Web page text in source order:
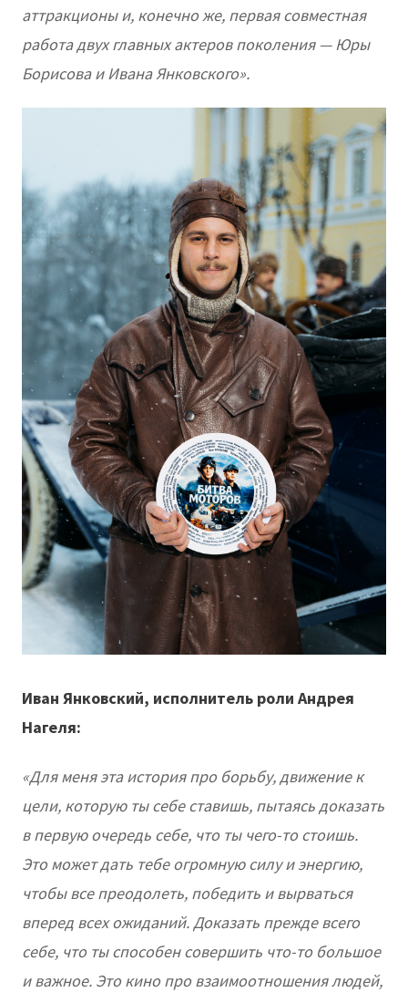
аттракционы и, конечно же, первая совместная
работа двух главных актеров поколения — Юры
Борисова и Ивана Янковского».
Иван Янковский, исполнитель роли Андрея
Нагеля:
«Для меня эта история про борьбу, движение к
цели, которую ты себе ставишь, пытаясь доказать
в первую очередь себе, что ты чего-то стоишь.
Это может дать тебе огромную силу и энергию,
чтобы все преодолеть, победить и вырваться
вперед всех ожиданий. Доказать прежде всего
себе, что ты способен совершить что-то большое
и важное. Это кино про взаимоотношения людей,